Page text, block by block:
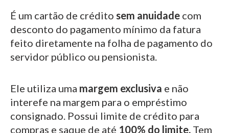
É um cartão de crédito sem anuidade com
desconto do pagamento mínimo da fatura
feito diretamente na folha de pagamento do
servidor público ou pensionista.
Ele utiliza uma margem exclusiva e não
interefe na margem para o empréstimo
consignado. Possui limite de crédito para
compras e saque de até 100% do limite. Tem